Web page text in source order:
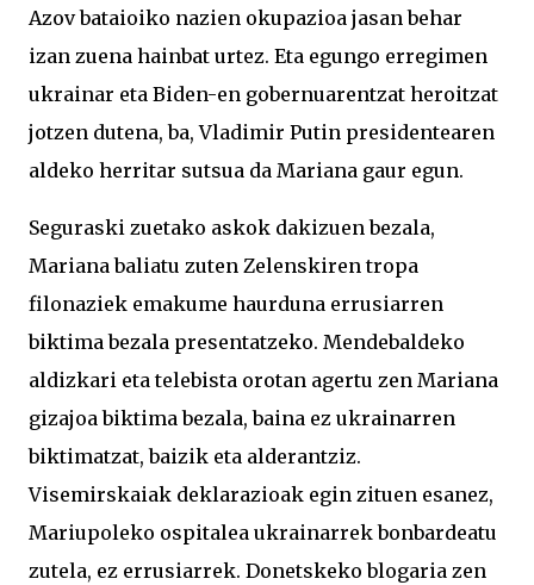
Azov bataioiko nazien okupazioa jasan behar
izan zuena hainbat urtez. Eta egungo erregimen
ukrainar eta Biden-en gobernuarentzat heroitzat
jotzen dutena, ba, Vladimir Putin presidentearen
aldeko herritar sutsua da Mariana gaur egun.
Seguraski zuetako askok dakizuen bezala,
Mariana baliatu zuten Zelenskiren tropa
filonaziek emakume haurduna errusiarren
biktima bezala presentatzeko. Mendebaldeko
aldizkari eta telebista orotan agertu zen Mariana
gizajoa biktima bezala, baina ez ukrainarren
biktimatzat, baizik eta alderantziz.
Visemirskaiak deklarazioak egin zituen esanez,
Mariupoleko ospitalea ukrainarrek bonbardeatu
zutela, ez errusiarrek. Donetskeko blogaria zen